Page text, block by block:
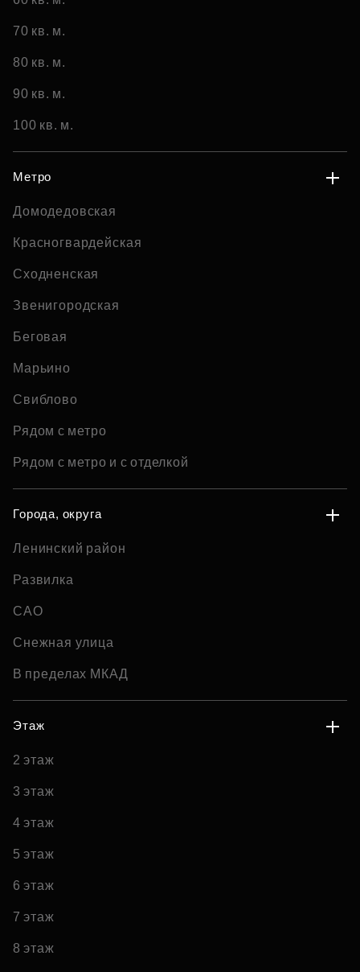
70 кв. м.
80 кв. м.
90 кв. м.
100 кв. м.
Метро
Домодедовская
Красногвардейская
Сходненская
Звенигородская
Беговая
Марьино
Свиблово
Рядом с метро
Рядом с метро и с отделкой
Города, округа
Ленинский район
Развилка
САО
Снежная улица
В пределах МКАД
Этаж
2 этаж
3 этаж
4 этаж
5 этаж
6 этаж
7 этаж
8 этаж